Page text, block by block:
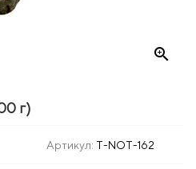
zoom_in
г)
Артикул: T-NOT-162